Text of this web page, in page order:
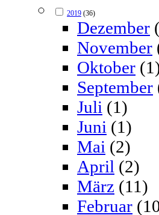
2019 (36)
Dezember
November
Oktober
September
Juli (1)
Juni (1)
Mai (2)
April (2)
März (11)
Februar